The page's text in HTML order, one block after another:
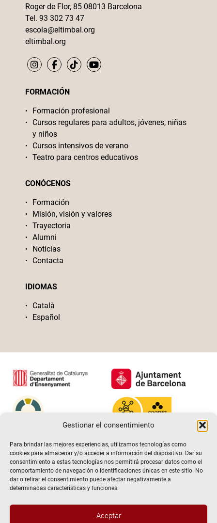
Gestionar el consentimiento
Para brindar las mejores experiencias, utilizamos tecnologías como
cookies para almacenar y/o acceder a información del dispositivo. Dar su
consentimiento a estas tecnologías nos permitirá procesar datos como el
comportamiento de navegación o identificaciones únicas en este sitio. No
dar o retirar el consentimiento puede afectar negativamente a
determinadas características y funciones.
Aceptar
Roger de Flor, 85 08013 Barcelona
Tel. 93 302 73 47
escola@eltimbal.org
eltimbal.org
FORMACIÓN
Formación profesional
Cursos regulares para adultos, jóvenes, niñas
y niños
Cursos intensivos de verano
Teatro para centros educativos
CONÓCENOS
Formación
Misión, visión y valores
Trayectoria
Alumni
Notícias
Contacta
IDIOMAS
Català
Español